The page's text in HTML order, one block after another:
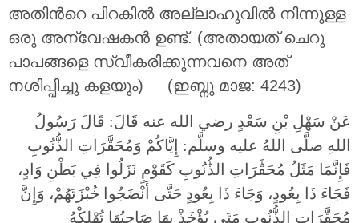
അതിന്‍റെ പിറകിൽ അല്ലാഹുവിൽ നിന്നുള്ള
ഒരു അന്വേഷകൻ ഉണ്ട്. (അതായത് ചെറു
പാപങ്ങളെ സ്വീകരിക്കുന്നവനെ അത്
നശിപ്പിച്ചു കളയും) (ഇബ്നു മാജ: 4243)
عَنْ سَهْلِ بْنِ سَعْدٍ رضي الله عنه قَالَ: قَالَ رَسُولُ
اللهِ صلَّى اللهُ عليه وسلَّم: إِيَّاكُمْ وَمُحَقَّرَاتِ الذُّنُوبِ
فَإِنَّمَا مَثَلُ مُحَقَّرَاتِ الذُّنُوبِ كَقَوْمٍ نَزَلُوا فِي بَطْنِ وَادٍ،
فَجَاءَ ذَا بِعُودٍ، وَجَاءَ ذَا بِعُودٍ حَتَّى أَنْضَجُوا خُبْزَتَهُمْ، وَإِنَّ
مُحَقَّرَاتِ الذُّنُوبِ مَتَى يُؤْخَذْ بِهَا صَاحِبُهَا تُهْلِكْهُ